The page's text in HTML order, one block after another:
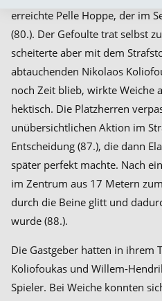
erreichte Pelle Hoppe, der im
(80.). Der Gefoulte trat selbst
scheiterte aber mit dem
abtauchenden Nikolaos
noch Zeit blieb, wirkte Weiche
hektisch. Die Platzherren
unübersichtlichen Aktion im
Entscheidung (87.), die dann
später perfekt machte. Nach
im Zentrum aus 17 Metern
durch die Beine glitt und
wurde (88.).
Die Gastgeber hatten in ihrem
Koliofoukas und Willem-
Spieler. Bei Weiche konnten